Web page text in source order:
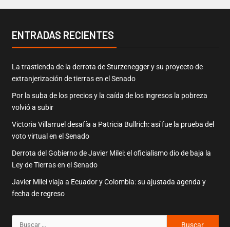
ENTRADAS RECIENTES
La trastienda de la derrota de Sturzenegger y su proyecto de
extranjerización de tierras en el Senado
Por la suba de los precios y la caída de los ingresos la pobreza
volvió a subir
Victoria Villarruel desafía a Patricia Bullrich: así fue la prueba del
voto virtual en el Senado
Derrota del Gobierno de Javier Milei: el oficialismo dio de baja la
Ley de Tierras en el Senado
Javier Milei viaja a Ecuador y Colombia: su ajustada agenda y
fecha de regreso